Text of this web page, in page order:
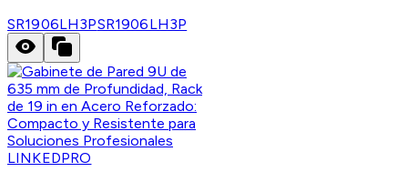
SR1906LH3PSR1906LH3P
LINKEDPRO